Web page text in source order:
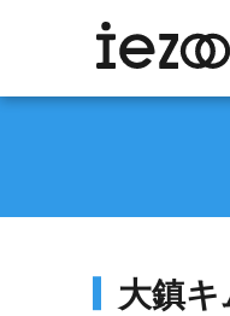
大鎮